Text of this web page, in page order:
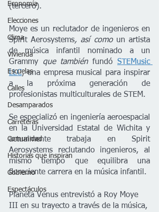
Economía
Elecciones
Clima
Vivienda
Escuelas
Calles
Desamparados
Carreteras
Comunidad
Historias que inspiran
Gobierno
Espectáculos
(tercero).
Moye es un reclutador de ingenieros en
Spirit Aerosystems, así como un artista
de música infantil nominado a un
Grammy que también fundó STEMusic
LLC, una empresa musical para inspirar
a la próxima generación de
profesionistas multiculturales de STEM.
Se especializó en ingeniería aeroespacial
en la Universidad Estatal de Wichita y
actualmente trabaja en Spirit
Aerosystems reclutando ingenieros, al
mismo tiempo que equilibra una
Planeta Venus entrevistó a Roy Moye
III en su trayecto a través de la música,